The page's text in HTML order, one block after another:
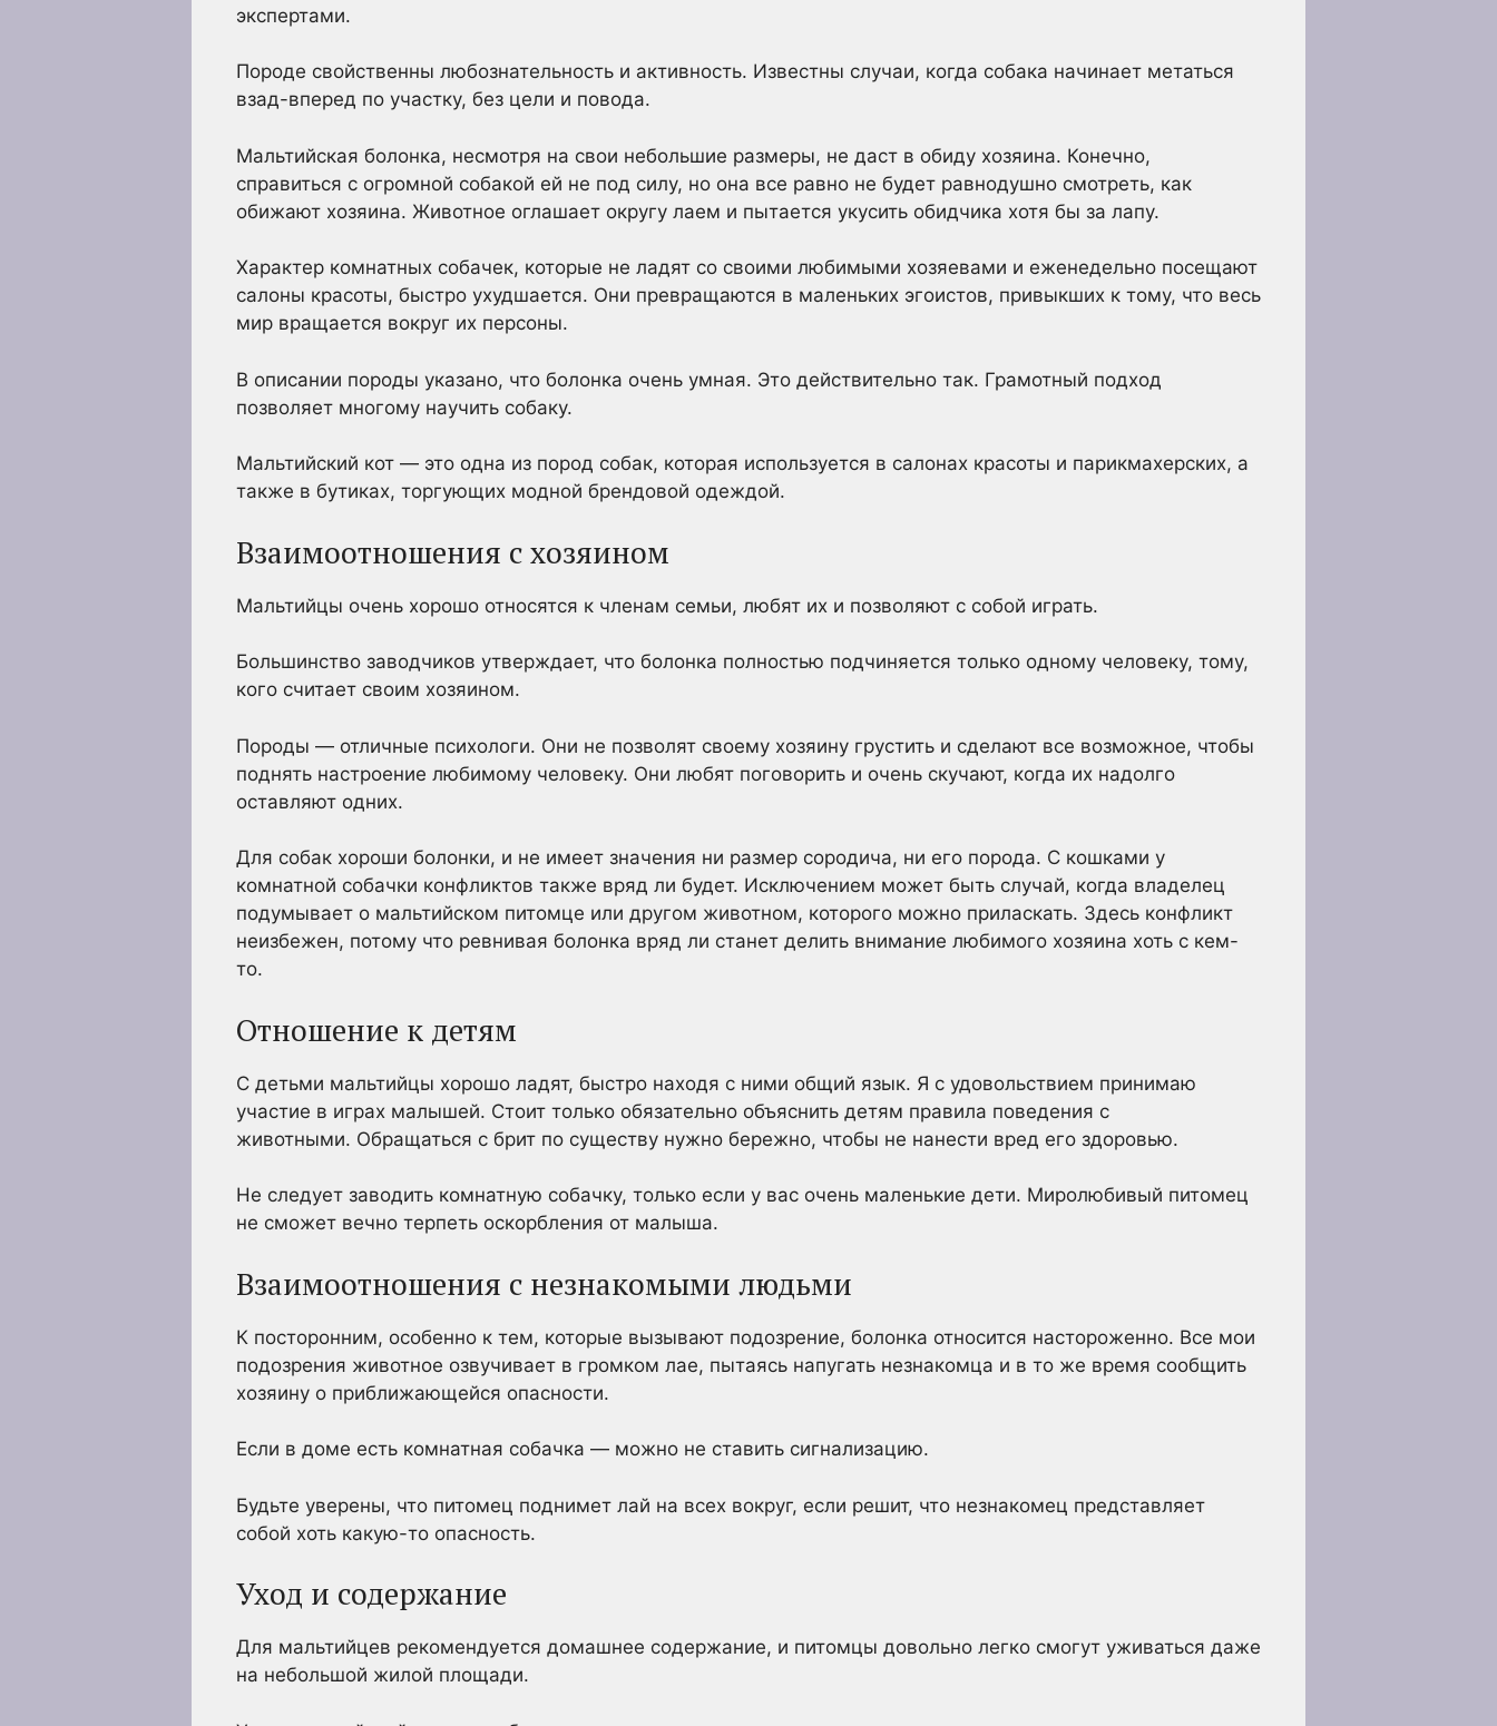
экспертами.
Породе свойственны любознательность и активность. Известны случаи, когда собака начинает метаться
взад-вперед по участку, без цели и повода.
Мальтийская болонка, несмотря на свои небольшие размеры, не даст в обиду хозяина. Конечно,
справиться с огромной собакой ей не под силу, но она все равно не будет равнодушно смотреть, как
обижают хозяина. Животное оглашает округу лаем и пытается укусить обидчика хотя бы за лапу.
Характер комнатных собачек, которые не ладят со своими любимыми хозяевами и еженедельно посещают
салоны красоты, быстро ухудшается. Они превращаются в маленьких эгоистов, привыкших к тому, что весь
мир вращается вокруг их персоны.
В описании породы указано, что болонка очень умная. Это действительно так. Грамотный подход
позволяет многому научить собаку.
Мальтийский кот — это одна из пород собак, которая используется в салонах красоты и парикмахерских, а
также в бутиках, торгующих модной брендовой одеждой.
Взаимоотношения с хозяином
Мальтийцы очень хорошо относятся к членам семьи, любят их и позволяют с собой играть.
Большинство заводчиков утверждает, что болонка полностью подчиняется только одному человеку, тому,
кого считает своим хозяином.
Породы — отличные психологи. Они не позволят своему хозяину грустить и сделают все возможное, чтобы
поднять настроение любимому человеку. Они любят поговорить и очень скучают, когда их надолго
оставляют одних.
Для собак хороши болонки, и не имеет значения ни размер сородича, ни его порода. С кошками у
комнатной собачки конфликтов также вряд ли будет. Исключением может быть случай, когда владелец
подумывает о мальтийском питомце или другом животном, которого можно приласкать. Здесь конфликт
неизбежен, потому что ревнивая болонка вряд ли станет делить внимание любимого хозяина хоть с кем-
то.
Отношение к детям
С детьми мальтийцы хорошо ладят, быстро находя с ними общий язык. Я с удовольствием принимаю
участие в играх малышей. Стоит только обязательно объяснить детям правила поведения с
животными. Обращаться с брит по существу нужно бережно, чтобы не нанести вред его здоровью.
Не следует заводить комнатную собачку, только если у вас очень маленькие дети. Миролюбивый питомец
не сможет вечно терпеть оскорбления от малыша.
Взаимоотношения с незнакомыми людьми
К посторонним, особенно к тем, которые вызывают подозрение, болонка относится настороженно. Все мои
подозрения животное озвучивает в громком лае, пытаясь напугать незнакомца и в то же время сообщить
хозяину о приближающейся опасности.
Если в доме есть комнатная собачка — можно не ставить сигнализацию.
Будьте уверены, что питомец поднимет лай на всех вокруг, если решит, что незнакомец представляет
собой хоть какую-то опасность.
Уход и содержание
Для мальтийцев рекомендуется домашнее содержание, и питомцы довольно легко смогут уживаться даже
на небольшой жилой площади.